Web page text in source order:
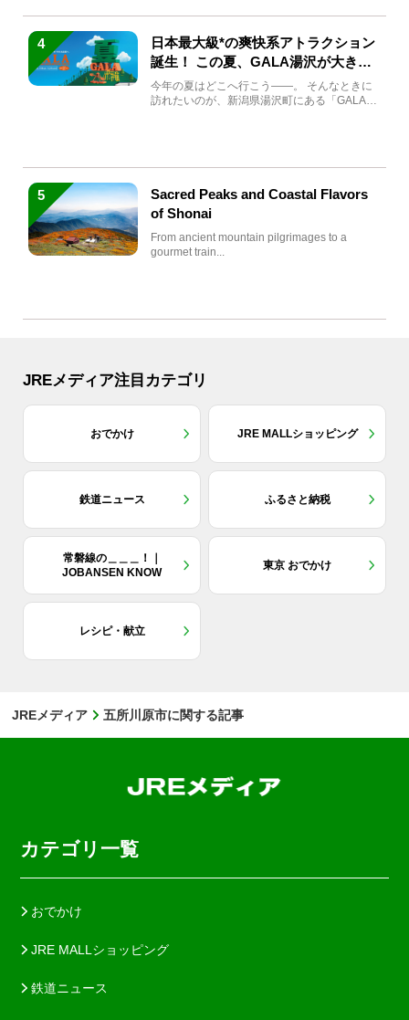
4
日本最大級*の爽快系アトラクション
誕生！ この夏、GALA湯沢が大きく
生まれ変わる
今年の夏はどこへ行こう――。 そんなときに
訪れたいのが、新潟県湯沢町にある「GALA湯
5
Sacred Peaks and Coastal Flavors
of Shonai
From ancient mountain pilgrimages to a
gourmet train...
JREメディア注目カテゴリ
おでかけ JRE MALLショッピング
鉄道ニュース ふるさと納税
常磐線の＿＿＿！｜
JOBANSEN KNOW
東京 おでかけ
レシピ・献立
JREメディア 五所川原市に関する記事
カテゴリ一覧
おでかけ
JRE MALLショッピング
鉄道ニュース